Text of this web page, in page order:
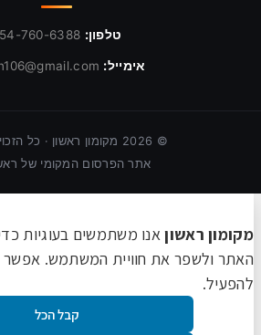
טלפון: 760-6388
אימייל:
©
2026 מקומון ראשון · כל
אתר הפרסום המקומי של
מקומון ראשוןאנו משתמשים בעוגיות
האתר ולשפר את חוויית המשתמש. אפשר
להפעיל.
קבל הכל